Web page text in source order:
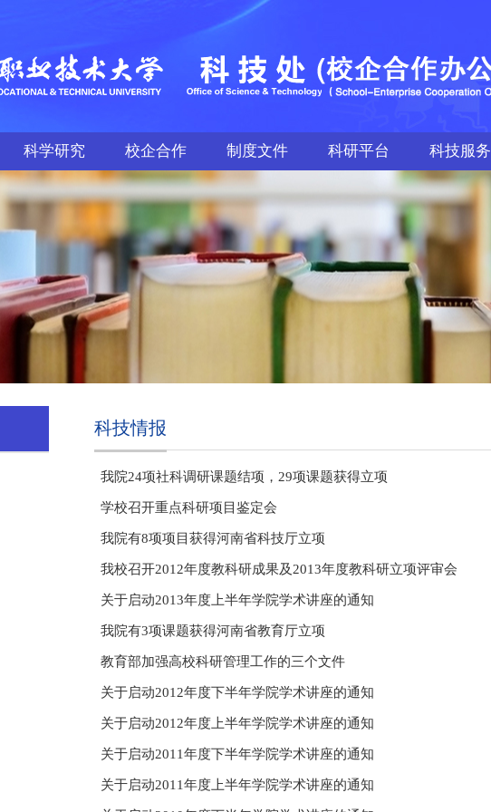
科学研究 校企合作 制度文件 科研平台 科技服务
科技情报
我院24项社科调研课题结项，29项课题获得立项
学校召开重点科研项目鉴定会
我院有8项项目获得河南省科技厅立项
我校召开2012年度教科研成果及2013年度教科研立项评审会
关于启动2013年度上半年学院学术讲座的通知
我院有3项课题获得河南省教育厅立项
教育部加强高校科研管理工作的三个文件
关于启动2012年度下半年学院学术讲座的通知
关于启动2012年度上半年学院学术讲座的通知
关于启动2011年度下半年学院学术讲座的通知
关于启动2011年度上半年学院学术讲座的通知